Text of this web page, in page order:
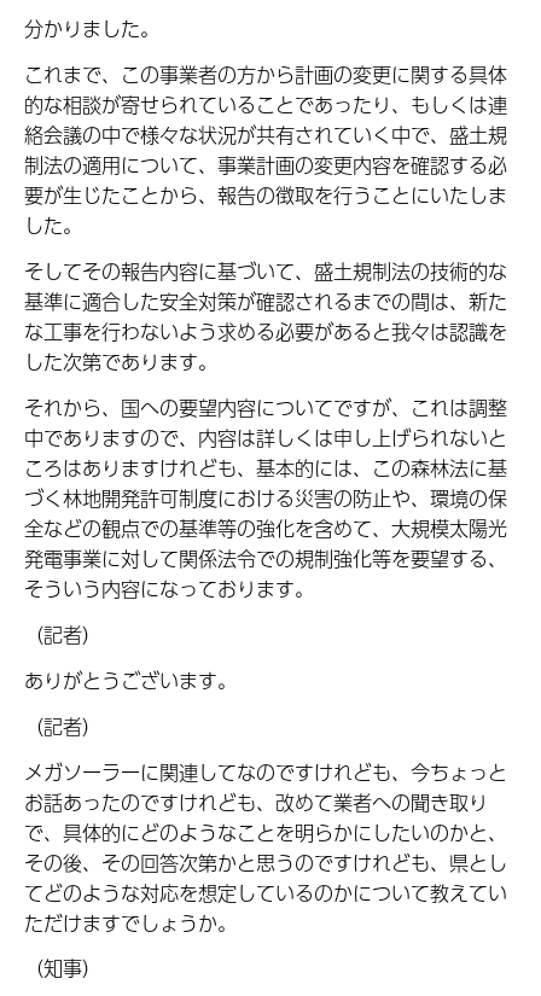
分かりました。
これまで、この事業者の方から計画の変更に関する具体
的な相談が寄せられていることであったり、もしくは連
絡会議の中で様々な状況が共有されていく中で、盛土規
制法の適用について、事業計画の変更内容を確認する必
要が生じたことから、報告の徴取を行うことにいたしま
した。
そしてその報告内容に基づいて、盛土規制法の技術的な
基準に適合した安全対策が確認されるまでの間は、新た
な工事を行わないよう求める必要があると我々は認識を
した次第であります。
それから、国への要望内容についてですが、これは調整
中でありますので、内容は詳しくは申し上げられないと
ころはありますけれども、基本的には、この森林法に基
づく林地開発許可制度における災害の防止や、環境の保
全などの観点での基準等の強化を含めて、大規模太陽光
発電事業に対して関係法令での規制強化等を要望する、
そういう内容になっております。
（記者）
ありがとうございます。
（記者）
メガソーラーに関連してなのですけれども、今ちょっと
お話あったのですけれども、改めて業者への聞き取り
で、具体的にどのようなことを明らかにしたいのかと、
その後、その回答次第かと思うのですけれども、県とし
てどのような対応を想定しているのかについて教えてい
ただけますでしょうか。
（知事）